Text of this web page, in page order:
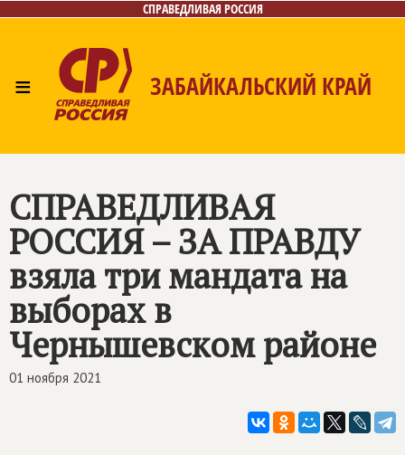
СПРАВЕДЛИВАЯ РОССИЯ
≡ ЗАБАЙКАЛЬСКИЙ КРАЙ
Контакты
СПРАВЕДЛИВАЯ
РОССИЯ – ЗА ПРАВДУ
взяла три мандата на
выборах в
Чернышевском районе
01 ноября 2021